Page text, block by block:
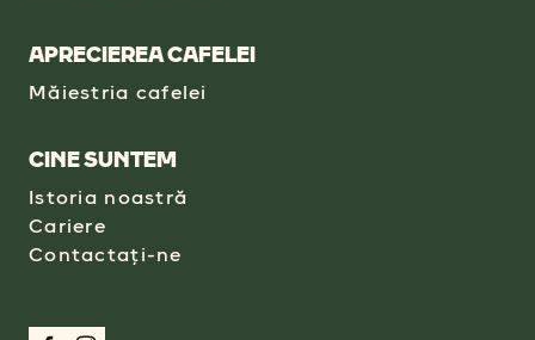
APRECIEREA CAFELEI
Măiestria cafelei
CINE SUNTEM
Istoria noastră
Cariere
Contactați-ne